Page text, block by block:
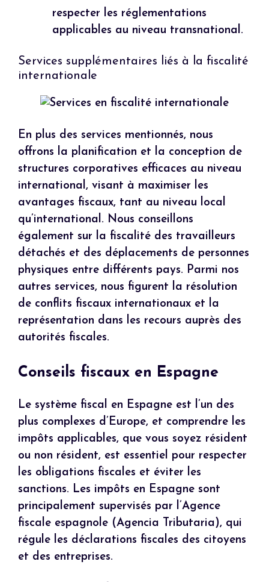
respecter les réglementations
applicables au niveau transnational.
Services supplémentaires liés à la fiscalité
internationale
En plus des services mentionnés, nous
offrons la planification et la conception de
structures corporatives efficaces au niveau
international, visant à maximiser les
avantages fiscaux, tant au niveau local
qu’international. Nous conseillons
également sur la fiscalité des travailleurs
détachés et des déplacements de personnes
physiques entre différents pays. Parmi nos
autres services, nous figurent la résolution
de conflits fiscaux internationaux et la
représentation dans les recours auprès des
autorités fiscales.
Conseils fiscaux en Espagne
Le système fiscal en Espagne est l’un des
plus complexes d’Europe, et comprendre les
impôts applicables, que vous soyez résident
ou non résident, est essentiel pour respecter
les obligations fiscales et éviter les
sanctions. Les impôts en Espagne sont
principalement supervisés par l’Agence
fiscale espagnole (Agencia Tributaria), qui
régule les déclarations fiscales des citoyens
et des entreprises.